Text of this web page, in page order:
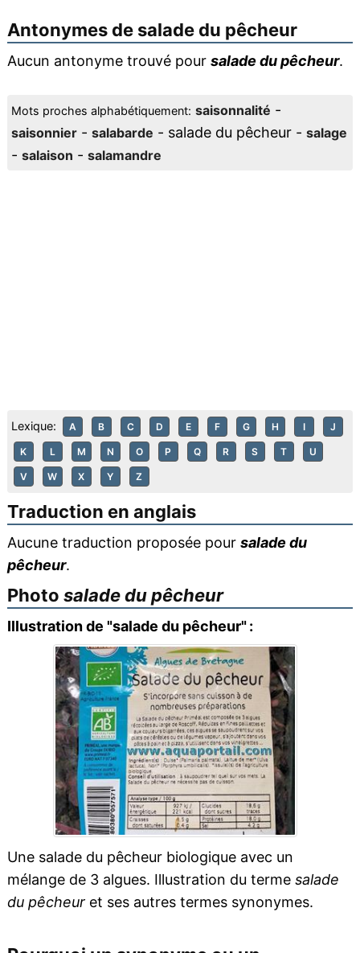
Antonymes de salade du pêcheur
Aucun antonyme trouvé pour salade du pêcheur.
Mots proches alphabétiquement: saisonnalité -
saisonnier- salabarde - salade du pêcheur - salage
- salaison - salamandre
Lexique: A B C D E F G H I J
K L M N O P Q R S T U
V W X Y Z
Traduction en anglais
Aucune traduction proposée pour salade du
pêcheur.
Photo salade du pêcheur
Illustration de "salade du pêcheur" :
Une salade du pêcheur biologique avec un
mélange de 3 algues. Illustration du terme salade
du pêcheuret ses autres termes synonymes.